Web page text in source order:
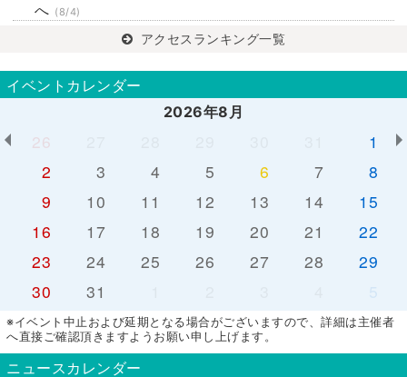
へ (8/4)
アクセスランキング一覧
イベントカレンダー
2026年8月
26
1
2
3 4 5 6 7
8
9
10 11 12 13 14
15
16
17 18 19 20 21
22
23
24 25 26 27 28
29
30
31 5
※イベント中止および延期となる場合がございますので、詳細は主催者
へ直接ご確認頂きますようお願い申し上げます。
ニュースカレンダー